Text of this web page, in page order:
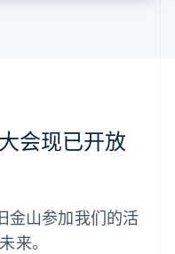
会现已开放
金山参加我们的活
来。